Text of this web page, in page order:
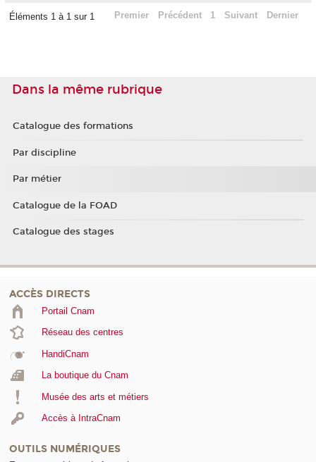
Éléments 1 à 1 sur 1 Premier Précédent 1 Suivant Dernier
Dans la même rubrique
Catalogue des formations
Par discipline
Par métier
Catalogue de la FOAD
Catalogue des stages
ACCÈS DIRECTS
Portail Cnam
Réseau des centres
HandiCnam
La boutique du Cnam
Musée des arts et métiers
Accès à IntraCnam
OUTILS NUMÉRIQUES